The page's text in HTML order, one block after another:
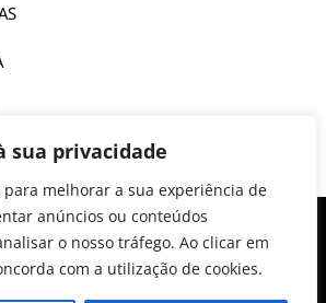
sua privacidade
para melhorar a sua experiência de
anúncios ou conteúdos
o nosso tráfego. Ao clicar em
com a utilização de cookies.